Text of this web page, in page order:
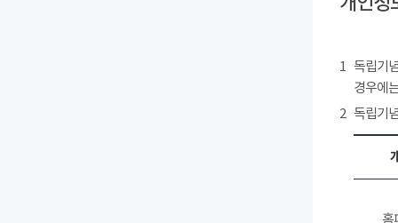
1 독립기
경우에
2 독립기
홈